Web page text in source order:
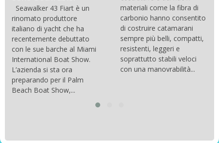
Seawalker 43 Fiart è un
rinomato produttore
italiano di yacht che ha
recentemente debuttato
con le sue barche al Miami
International Boat Show.
L’azienda si sta ora
preparando per il Palm
Beach Boat Show,...
materiali come la fibra di
carbonio hanno consentito
di costruire catamarani
sempre più belli, compatti,
resistenti, leggeri e
soprattutto stabili veloci
con una manovrabilità...